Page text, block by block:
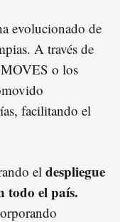
evolucionado de
A través de
MOVES o los
facilitando el
el despliegue
todo el país.